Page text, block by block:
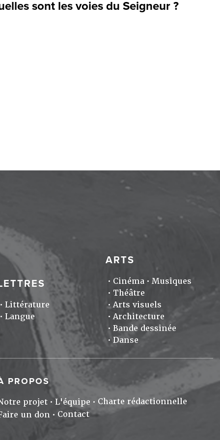
sont les voies du Seigneur ?
Littérature
Langue
ARTS
Cinéma
Musiques
Théâtre
Arts visuels
Architecture
Bande dessinée
Danse
PROPOS
projet L'équipe
Charte rédactionnelle
un don
Contact